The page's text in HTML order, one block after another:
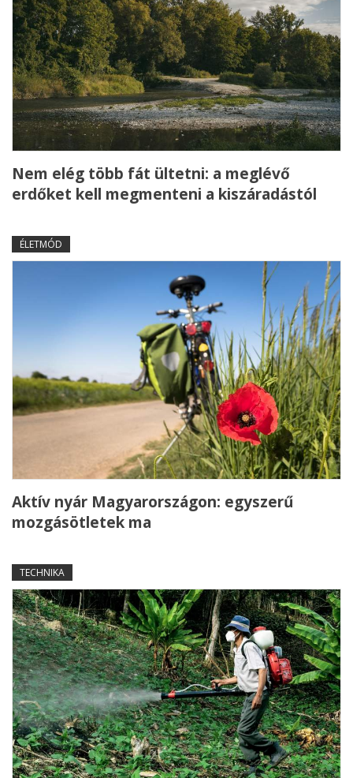
Nem elég több fát ültetni: a meglévő
erdőket kell megmenteni a kiszáradástól
ÉLETMÓD
Aktív nyár Magyarországon: egyszerű
mozgásötletek ma
TECHNIKA